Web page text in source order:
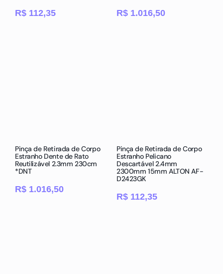
R$ 112,35 R$ 1.016,50
Pinça de Retirada de Corpo
Estranho Dente de Rato
Reutilizável 2.3mm 230cm
*DNT
R$ 1.016,50
Pinça de Retirada de Corpo
Estranho Pelicano
Descartável 2.4mm
2300mm 15mm ALTON AF-
D2423GK
R$ 112,35